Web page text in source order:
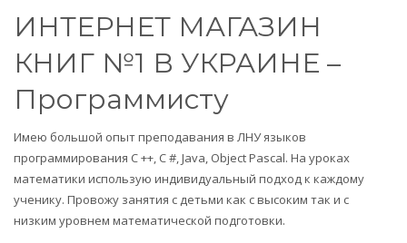
ИНТЕРНЕТ МАГАЗИН
КНИГ №1 В УКРАИНЕ –
Программисту
Имею большой опыт преподавания в ЛНУ языков
программирования С ++, С #, Java, Object Pascal. На уроках
математики использую индивидуальный подход к каждому
ученику. Провожу занятия с детьми как с высоким так и с
низким уровнем математической подготовки.